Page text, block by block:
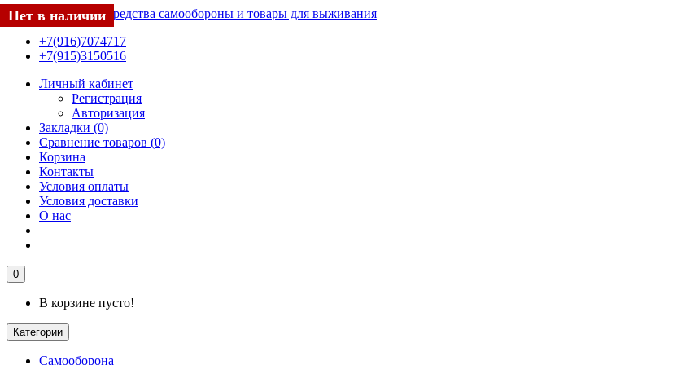
+7(916)7074717
+7(915)3150516
Личный кабинет
Регистрация
Авторизация
Закладки (0)
Сравнение товаров (0)
Корзина
Контакты
Условия оплаты
Условия доставки
О нас
0
В корзине пусто!
Категории
Самооборона
Нет в наличии
Нет в наличии
Нет в наличии
Нет в наличии
Нет в наличии
Нет в наличии
Нет в наличии
Нет в наличии
Нет в наличии
Нет в наличии
Нет в наличии
Нет в наличии
Нет в наличии
Нет в наличии
Нет в наличии